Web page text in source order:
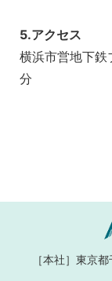
5.アクセス
横浜市営地下
分
［本社］東京